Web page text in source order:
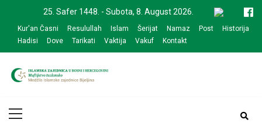
navigation
content
25. Safer 1448. - Subota, 8. August 2026.
Kur'an Časni Resulullah Islam Šerijat Namaz Post
Historija
Hadisi
Dove Tarikati Vaktija Vakuf Kontakt
Menu